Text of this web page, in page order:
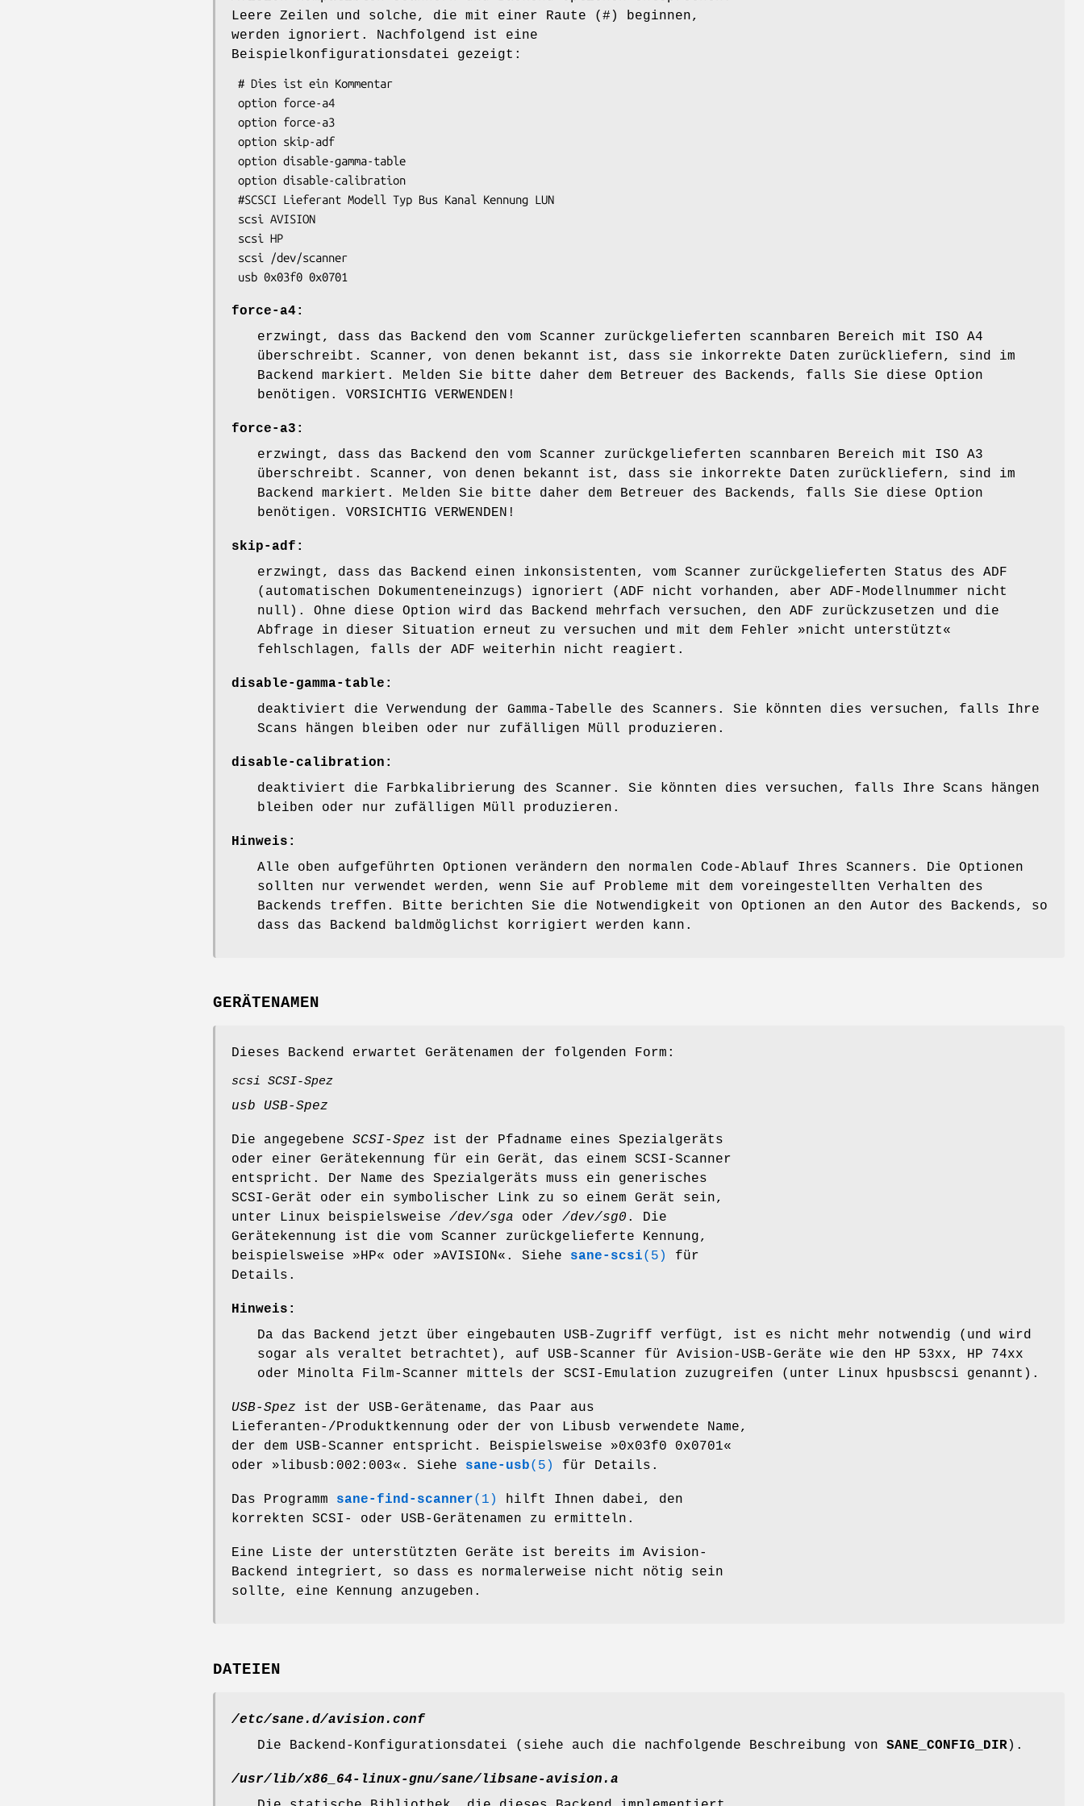
Leere Zeilen und solche, die mit einer Raute (#) beginnen,
werden ignoriert. Nachfolgend ist eine
Beispielkonfigurationsdatei gezeigt:
usb 0x03f0 0x0701
force-a4:
erzwingt, dass das Backend den vom Scanner zurückgelieferten scannbaren Bereich mit ISO A4
überschreibt. Scanner, von denen bekannt ist, dass sie inkorrekte Daten zurückliefern, sind im
Backend markiert. Melden Sie bitte daher dem Betreuer des Backends, falls Sie diese Option
benötigen. VORSICHTIG VERWENDEN!
force-a3:
erzwingt, dass das Backend den vom Scanner zurückgelieferten scannbaren Bereich mit ISO A3
überschreibt. Scanner, von denen bekannt ist, dass sie inkorrekte Daten zurückliefern, sind im
Backend markiert. Melden Sie bitte daher dem Betreuer des Backends, falls Sie diese Option
benötigen. VORSICHTIG VERWENDEN!
skip-adf:
erzwingt, dass das Backend einen inkonsistenten, vom Scanner zurückgelieferten Status des ADF
(automatischen Dokumenteneinzugs) ignoriert (ADF nicht vorhanden, aber ADF-Modellnummer nicht
null). Ohne diese Option wird das Backend mehrfach versuchen, den ADF zurückzusetzen und die
Abfrage in dieser Situation erneut zu versuchen und mit dem Fehler »nicht unterstützt«
fehlschlagen, falls der ADF weiterhin nicht reagiert.
disable-gamma-table:
deaktiviert die Verwendung der Gamma-Tabelle des Scanners. Sie könnten dies versuchen, falls Ihre
Scans hängen bleiben oder nur zufälligen Müll produzieren.
disable-calibration:
deaktiviert die Farbkalibrierung des Scanner. Sie könnten dies versuchen, falls Ihre Scans hängen
bleiben oder nur zufälligen Müll produzieren.
Hinweis:
Alle oben aufgeführten Optionen verändern den normalen Code-Ablauf Ihres Scanners. Die Optionen
sollten nur verwendet werden, wenn Sie auf Probleme mit dem voreingestellten Verhalten des
Backends treffen. Bitte berichten Sie die Notwendigkeit von Optionen an den Autor des Backends, so
dass das Backend baldmöglichst korrigiert werden kann.
GERÄTENAMEN
Dieses Backend erwartet Gerätenamen der folgenden Form:
scsi SCSI-Spez
usb USB-Spez
Die angegebene SCSI-Spez ist der Pfadname eines Spezialgeräts
oder einer Gerätekennung für ein Gerät, das einem SCSI-Scanner
entspricht. Der Name des Spezialgeräts muss ein generisches
SCSI-Gerät oder ein symbolischer Link zu so einem Gerät sein,
unter Linux beispielsweise /dev/sga oder /dev/sg0 . Die
Gerätekennung ist die vom Scanner zurückgelieferte Kennung,
beispielsweise »HP« oder »AVISION«. Siehe sane-scsi(5)
für
Details.
Hinweis:
Da das Backend jetzt über eingebauten USB-Zugriff verfügt, ist es nicht mehr notwendig (und wird
sogar als veraltet betrachtet), auf USB-Scanner für Avision-USB-Geräte wie den HP 53xx, HP 74xx
oder Minolta Film-Scanner mittels der SCSI-Emulation zuzugreifen (unter Linux hpusbscsi genannt).
USB-Spez ist der USB-Gerätename, das Paar aus
Lieferanten-/Produktkennung oder der von Libusb verwendete Name,
der dem USB-Scanner entspricht. Beispielsweise »0x03f0 0x0701«
oder »libusb:002:003«. Siehe sane-usb(5) für Details.
Das Programm sane-find-scanner(1)
hilft Ihnen dabei, den
korrekten SCSI- oder USB-Gerätenamen zu ermitteln.
Eine Liste der unterstützten Geräte ist bereits im Avision-
Backend integriert, so dass es normalerweise nicht nötig sein
sollte, eine Kennung anzugeben.
DATEIEN
/etc/sane.d/avision.conf
Die Backend-Konfigurationsdatei (siehe auch die nachfolgende Beschreibung von SANE_CONFIG_DIR).
/usr/lib/x86_64-linux-gnu/sane/libsane-avision.a